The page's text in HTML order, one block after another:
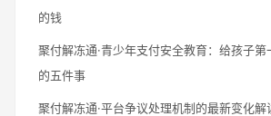
的钱
聚付解冻通·青少年支付安全教育：给孩子
的五件事
聚付解冻通·平台争议处理机制的最新变化解